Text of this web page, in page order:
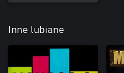
Inne lubiane